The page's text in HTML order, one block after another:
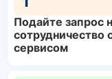
Подайте запрос
сотрудничество
сервисом